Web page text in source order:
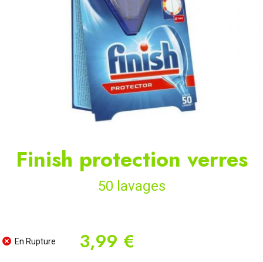
Finish protection verres
50 lavages
En Rupture 3,99 €